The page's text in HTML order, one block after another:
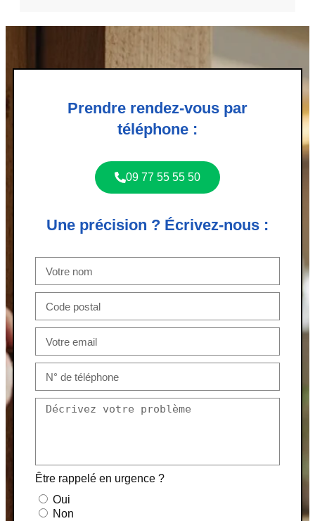
Prendre rendez-vous par
téléphone :
09 77 55 55 50
Une précision ? Écrivez-nous :
Être rappelé en urgence ?
Oui
Non